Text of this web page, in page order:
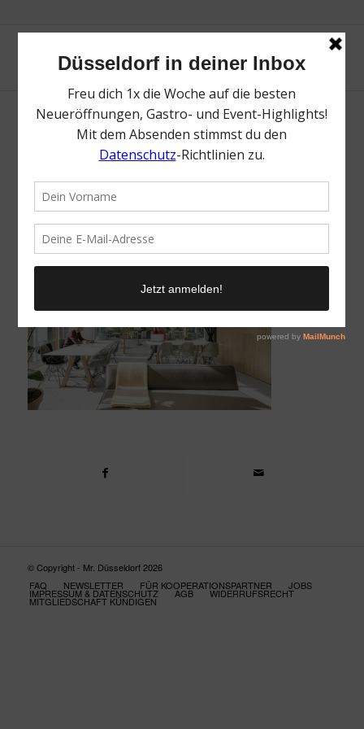
SPACES | Coworking Space | Die besten
Düsseldorf | Topliste | Foto: SPACES
© Copyright - Mr. Düsseldorf 2026
FAQ
NEWSLETTER FÜR KOOPERATIONSPARTNER JOBS
IMPRESSUM & DATENSCHUTZ AGB WIDERRUFSRECHT
MITGLIEDSCHAFT KÜNDIGEN